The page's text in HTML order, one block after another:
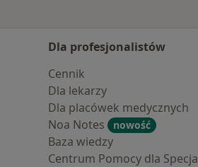
Dla profesjonalistów
Cennik
Dla lekarzy
Dla placówek medycznych
Noa Notes
nowość
Baza wiedzy
Centrum Pomocy dla